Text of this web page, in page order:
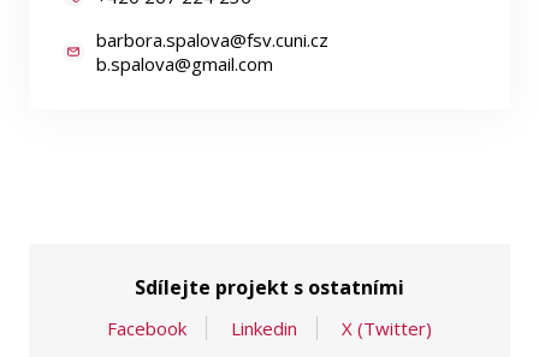
barbora.spalova@fsv.cuni.cz
b.spalova@gmail.com
Sdílejte projekt s ostatními
Facebook Linkedin X (Twitter)